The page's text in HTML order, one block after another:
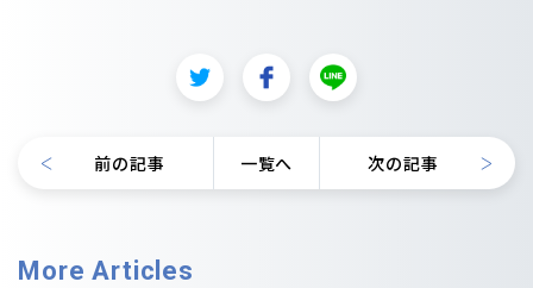
前の記事 一覧へ 次の記事
More Articles